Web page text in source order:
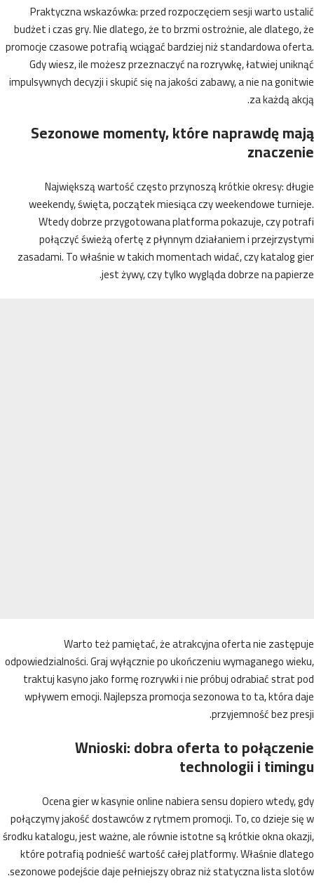
Praktyczna wskazówka: przed rozpoczęciem sesji warto
budżet i czas gry. Nie dlatego, że to brzmi ostrożnie, ale
promocje czasowe potrafią wciągać bardziej niż standardowa
Gdy wiesz, ile możesz przeznaczyć na rozrywkę, łatwiej
impulsywnych decyzji i skupić się na jakości zabawy, a nie na
za każdą
Sezonowe momenty, które naprawdę
Największą wartość często przynoszą krótkie okresy:
weekendy, święta, początek miesiąca czy weekendowe
Wtedy dobrze przygotowana platforma pokazuje, czy
połączyć świeżą ofertę z płynnym działaniem i
zasadami. To właśnie w takich momentach widać, czy katalog
jest żywy, czy tylko wygląda dobrze na
Warto też pamiętać, że atrakcyjna oferta nie
odpowiedzialności. Graj wyłącznie po ukończeniu wymaganego
traktuj kasyno jako formę rozrywki i nie próbuj odrabiać strat
wpływem emocji. Najlepsza promocja sezonowa to ta, która
przyjemność bez
Wnioski: dobra oferta to
technologii i
Ocena gier w kasynie online nabiera sensu dopiero wtedy,
połączymy jakość dostawców z rytmem promocji. To, co dzieje
środku katalogu, jest ważne, ale równie istotne są krótkie okna
które potrafią podnieść wartość całej platformy. Właśnie
sezonowe podejście daje pełniejszy obraz niż statyczna lista